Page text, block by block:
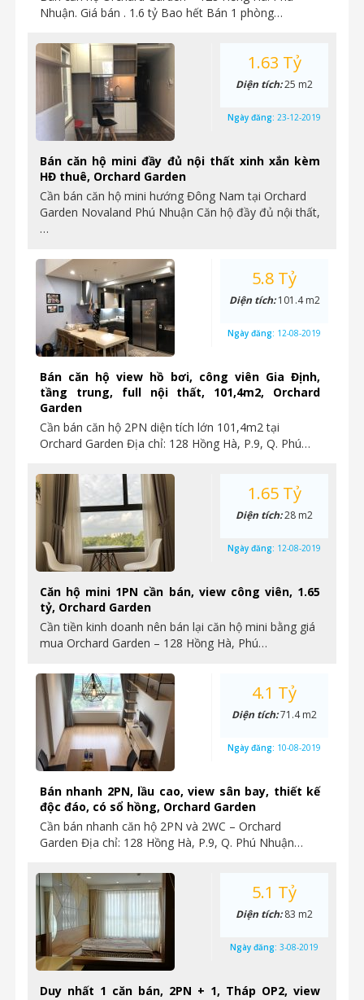
Nhuận. Giá bán . 1.6 tỷ Bao hết Bán 1 phòng…
Bán căn hộ mini đầy đủ nội thất xinh xắn kèm
HĐ thuê, Orchard Garden
Cần bán căn hộ mini hướng Đông Nam tại Orchard
Garden Novaland Phú Nhuận Căn hộ đầy đủ nội thất,
…
1.63 Tỷ
Diện tích:25 m2
Ngày đăng: 23-12-2019
Bán căn hộ view hồ bơi, công viên Gia Định,
tầng trung, full nội thất, 101,4m2, Orchard
Garden
Cần bán căn hộ 2PN diện tích lớn 101,4m2 tại
Orchard Garden Địa chỉ: 128 Hồng Hà, P.9, Q. Phú…
5.8 Tỷ
Diện tích:101.4 m2
Ngày đăng: 12-08-2019
Căn hộ mini 1PN cần bán, view công viên, 1.65
tỷ, Orchard Garden
Cần tiền kinh doanh nên bán lại căn hộ mini bằng giá
mua Orchard Garden – 128 Hồng Hà, Phú…
1.65 Tỷ
Diện tích:28 m2
Ngày đăng: 12-08-2019
Bán nhanh 2PN, lầu cao, view sân bay, thiết kế
độc đáo, có sổ hồng, Orchard Garden
Cần bán nhanh căn hộ 2PN và 2WC – Orchard
Garden Địa chỉ: 128 Hồng Hà, P.9, Q. Phú Nhuận…
4.1 Tỷ
Diện tích:71.4 m2
Ngày đăng: 10-08-2019
Duy nhất 1 căn bán, 2PN + 1, Tháp OP2, view
5.1 Tỷ
Diện tích:83 m2
Ngày đăng: 3-08-2019